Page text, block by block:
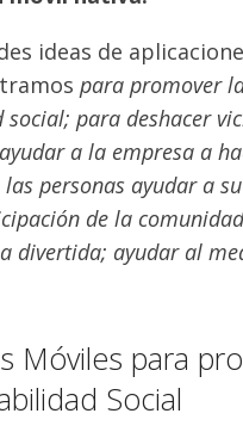
ideas de
para promover
para deshacer
a la empresa a
personas ayudar a
de la
divertida; ayudar al
Móviles para
Social